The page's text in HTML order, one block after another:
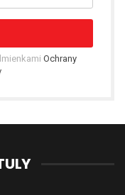
Ochrany